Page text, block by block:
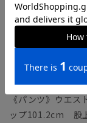
ップ99.2cm 股
21.4cm 裾幅
《ジレ》着丈
《ジャケット》
92.5cm 肩幅
《パンツ》ウエ
ップ101.2cm 股